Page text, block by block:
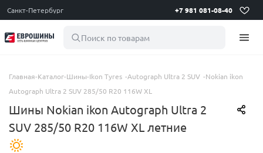
Санкт-Петербург +7 981 081-08-40
Поиск по товарам
Главная-Каталог-Шины-Ikon Tyres -Autograph Ultra 2 SUV -Nokian ikon
Autograph Ultra 2 SUV 285/50 R20 116W XL
Шины Nokian ikon Autograph Ultra 2
SUV 285/50 R20 116W XL летние